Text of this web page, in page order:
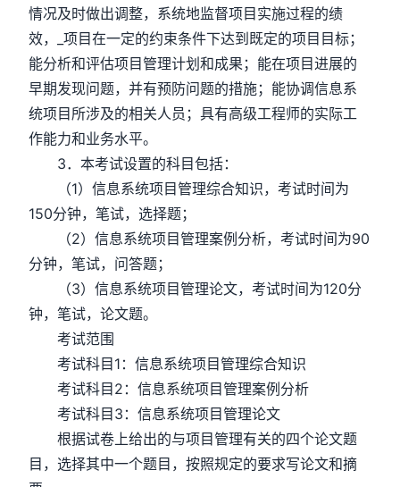
情况及时做出调整，系统地监督项目实施过程的绩
效，_项目在一定的约束条件下达到既定的项目目标；
能分析和评估项目管理计划和成果；能在项目进展的
早期发现问题，并有预防问题的措施；能协调信息系
统项目所涉及的相关人员；具有高级工程师的实际工
作能力和业务水平。
3．本考试设置的科目包括：
（1）信息系统项目管理综合知识，考试时间为
150分钟，笔试，选择题；
（2）信息系统项目管理案例分析，考试时间为90
分钟，笔试，问答题；
（3）信息系统项目管理论文，考试时间为120分
钟，笔试，论文题。
考试范围
考试科目1：信息系统项目管理综合知识
考试科目2：信息系统项目管理案例分析
考试科目3：信息系统项目管理论文
根据试卷上给出的与项目管理有关的四个论文题
目，选择其中一个题目，按照规定的要求写论文和摘